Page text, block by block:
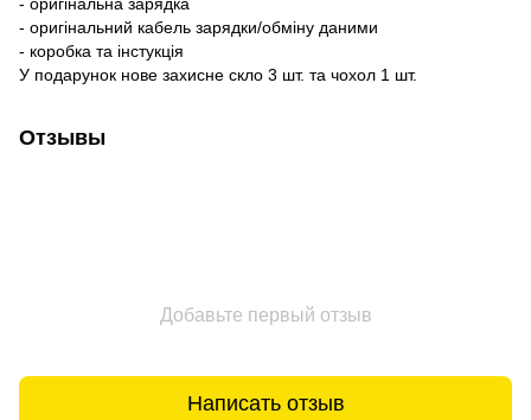
- оригінальний кабель зарядки/обміну даними
- коробка та інстукція
У подарунок нове захисне скло 3 шт. та чохол 1 шт.
Отзывы
Добавьте первый отзыв
Написать отзыв